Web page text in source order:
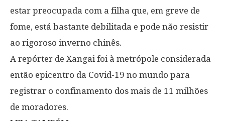
estar preocupada com a filha que, em greve de
fome, está bastante debilitada e pode não resistir
ao rigoroso inverno chinês.
A repórter de Xangai foi à metrópole considerada
então epicentro da Covid-19 no mundo para
registrar o confinamento dos mais de 11 milhões
de moradores.